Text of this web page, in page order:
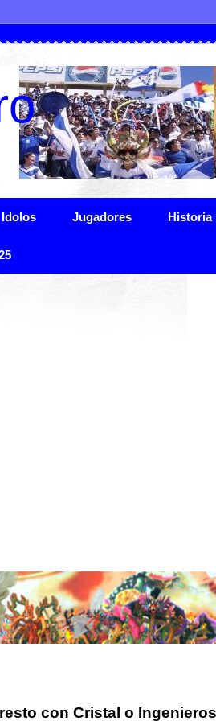
Idolos Jugadores Historia
con Cristal o Ingenieros